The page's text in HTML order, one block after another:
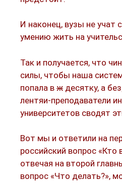
И наконец, вузы не учат
умению жить на
Так и получается, что
силы, чтобы наша
попала в ж десятку, а
лентяи-преподаватели
университетов сводят
Вот мы и ответили на
российский вопрос «Кто
отвечая на второй
вопрос «Что делать?»,